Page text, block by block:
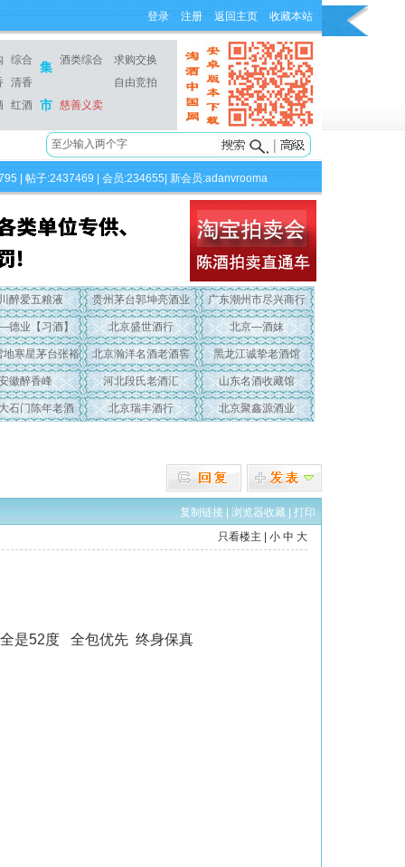
登录 注册 返回主页 收藏本站
综合
清香
红酒
集
市
酒类综合
求购交换
自由竞拍
慈善义卖
| 帖子:2437469 | 会员:234655| 新会员:adanvrooma
醉爱五粮液 贵州茅台郭坤亮酒业 广东潮州市尽兴商行
德业【习酒】 北京盛世酒行 北京—酒妹
地寒星茅台张裕 北京瀚洋名酒老酒窖 黑龙江诚挚老酒馆
徽醉香峰 河北段氏老酒汇 山东名酒收藏馆
石门陈年老酒 北京瑞丰酒行 北京聚鑫源酒业
复制链接 浏览器收藏
打印
只看楼主
小 中 大
是52度 全包优先 终身保真